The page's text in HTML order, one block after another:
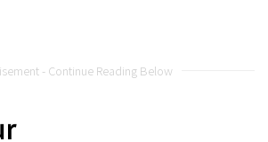
- Continue Reading Below